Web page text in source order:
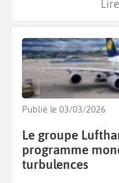
Publié le 03/03/2026
Le groupe
programme
turbulences